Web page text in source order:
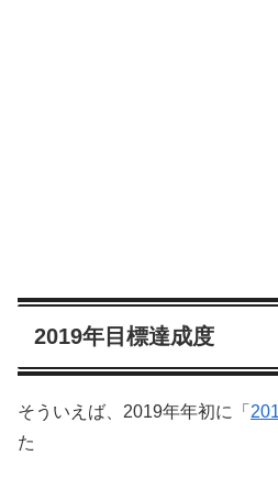
2019年目標達成度
そういえば、2019年年初に「
た